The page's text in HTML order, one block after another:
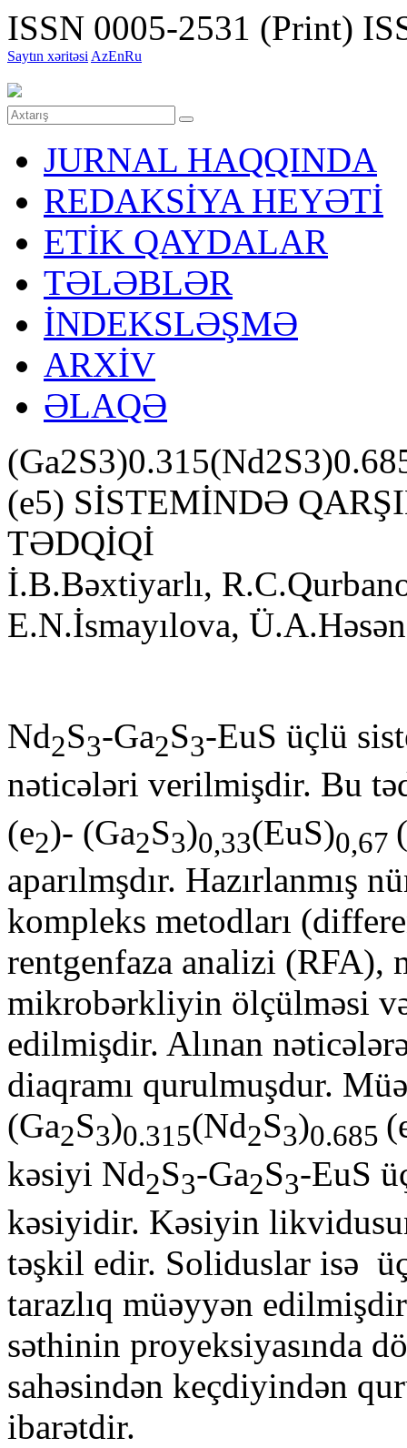
ISSN 0005-2531 (Print)
Saytın xəritəsi AzEnRu
JURNAL HAQQINDA
REDAKSİYA HEYƏTİ
ETİK QAYDALAR
TƏLƏBLƏR
İNDEKSLƏŞMƏ
ARXİV
ƏLAQƏ
(e5) SİSTEMİNDƏ
TƏDQİQİ
İ.B.Bəxtiyarlı,
E.N.İsmayılova,
Nd2S3-Ga2S3-EuS üçlü
nəticələri verilmişdir. Bu
(e2)- (Ga2S3)0,33(EuS)0,67
aparılmşdır.
kompleks metodları
rentgenfaza analizi
mikrobərkliyin ölçülməsi
edilmişdir. Alınan
diaqramı qurulmuşdur.
(Ga2S3)0.315(Nd2S3)0.685
kəsiyi Nd2S3-Ga2S3-EuS
kəsiyidir. Kəsiyin
təşkil edir. Soliduslar isə
tarazlıq müəyyən
səthinin proyeksiyasında
sahəsindən keçdiyindən
ibarətdir.